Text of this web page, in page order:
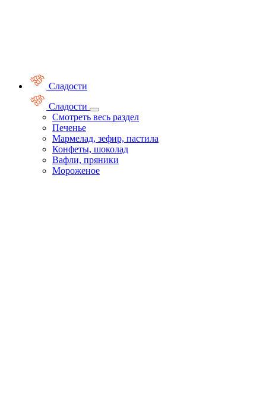
Сладости
Сладости
Смотреть весь раздел
Печенье
Мармелад, зефир, пастила
Конфеты, шоколад
Вафли, пряники
Мороженое